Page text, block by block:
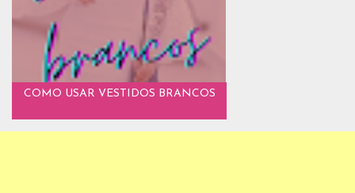
COMO USAR VESTIDOS BRANCOS